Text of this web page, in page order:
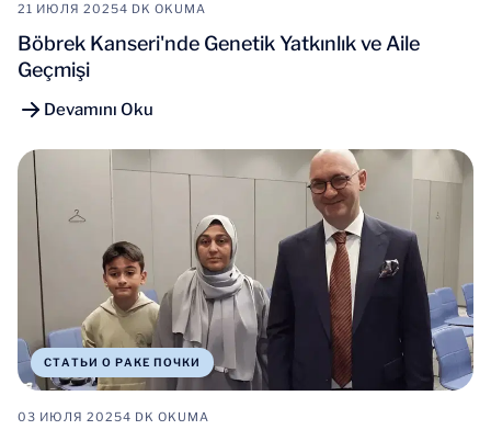
21 ИЮЛЯ 20254 DK OKUMA
Böbrek Kanseri'nde Genetik Yatkınlık ve Aile
Geçmişi
Devamını Oku
СТАТЬИ О РАКЕ ПОЧКИ
03 ИЮЛЯ 20254 DK OKUMA